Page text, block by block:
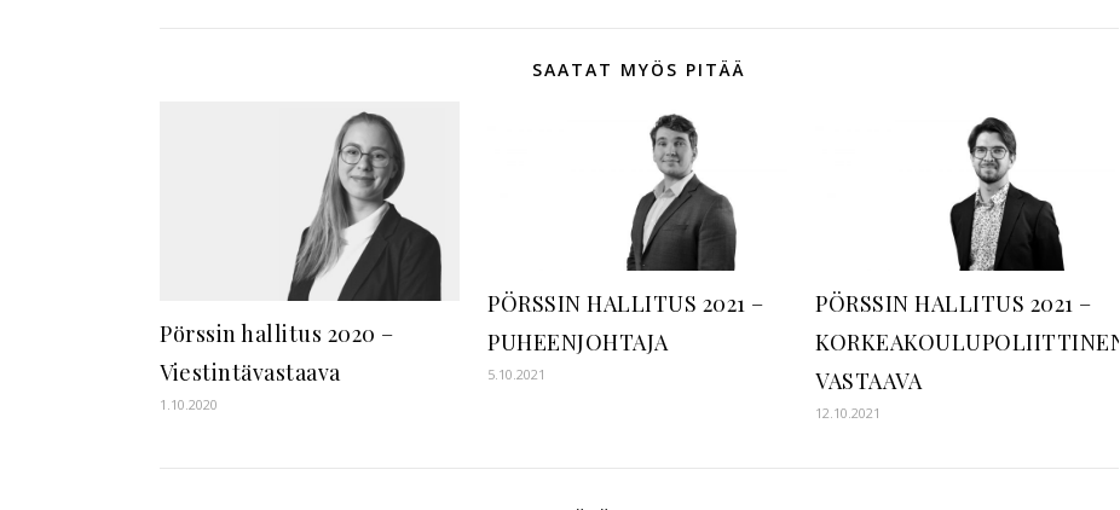
SAATAT MYÖS PITÄÄ
Pörssin hallitus 2020 –
Viestintävastaava
1.10.2020
PÖRSSIN HALLITUS 2021 –
PUHEENJOHTAJA
5.10.2021
PÖRSSIN HALLITUS 2021 –
KORKEAKOULUPOLIITTINEN
VASTAAVA
12.10.2021